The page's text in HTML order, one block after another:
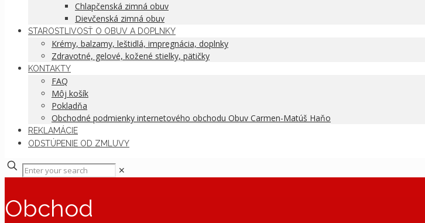
Chlapčenská zimná obuv
Dievčenská zimná obuv
STAROSTLIVOSŤ O OBUV A DOPLNKY
Krémy, balzamy, leštidlá, impregnácia, doplnky
Zdravotné, gelové, kožené stielky, pätičky
KONTAKTY
FAQ
Môj košík
Pokladňa
Obchodné podmienky internetového obchodu Obuv Carmen-Matúš Haňo
REKLAMÁCIE
ODSTÚPENIE OD ZMLUVY
✕
Obchod